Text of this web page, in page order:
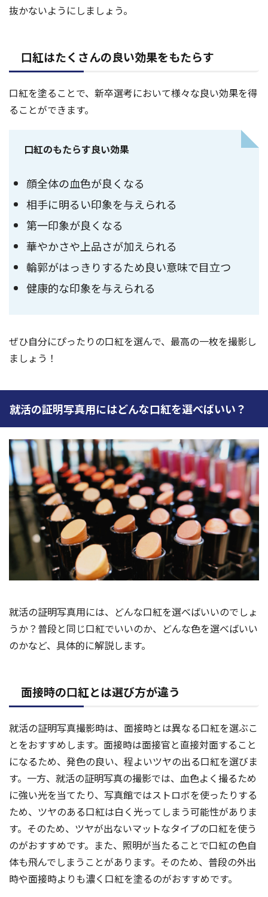
抜かないようにしましょう。
口紅はたくさんの良い効果をもたらす
口紅を塗ることで、新卒選考において様々な良い効果を得
ることができます。
口紅のもたらす良い効果
顔全体の血色が良くなる
相手に明るい印象を与えられる
第一印象が良くなる
華やかさや上品さが加えられる
輪郭がはっきりするため良い意味で目立つ
健康的な印象を与えられる
ぜひ自分にぴったりの口紅を選んで、最高の一枚を撮影し
ましょう！
就活の証明写真用にはどんな口紅を選べばいい？
就活の証明写真用には、どんな口紅を選べばいいのでしょ
うか？普段と同じ口紅でいいのか、どんな色を選べばいい
のかなど、具体的に解説します。
面接時の口紅とは選び方が違う
就活の証明写真撮影時は、面接時とは異なる口紅を選ぶこ
とをおすすめします。面接時は面接官と直接対面すること
になるため、発色の良い、程よいツヤの出る口紅を選びま
す。一方、就活の証明写真の撮影では、血色よく撮るため
に強い光を当てたり、写真館ではストロボを使ったりする
ため、ツヤのある口紅は白く光ってしまう可能性がありま
す。そのため、ツヤが出ないマットなタイプの口紅を使う
のがおすすめです。また、照明が当たることで口紅の色自
体も飛んでしまうことがあります。そのため、普段の外出
時や面接時よりも濃く口紅を塗るのがおすすめです。